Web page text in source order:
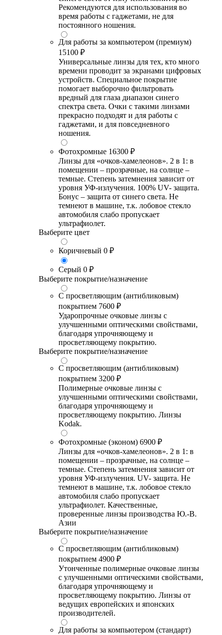
Рекомендуются для использования во
время работы с гаджетами, не для
постоянного ношения.
Для работы за компьютером (премиум)
15100 ₽
Универсальные линзы для тех, кто много
времени проводит за экранами цифровых
устройств. Специальное покрытие
помогает выборочно фильтровать
вредный для глаза диапазон синего
спектра света. Очки с такими линзами
прекрасно подходят и для работы с
гаджетами, и для повседневного
ношения.
Фотохромные 16300 ₽
Линзы для «очков-хамелеонов». 2 в 1: в
помещении – прозрачные, на солнце –
темные. Степень затемнения зависит от
уровня УФ-излучения. 100% UV- защита.
Бонус – защита от синего света. Не
темнеют в машине, т.к. лобовое стекло
автомобиля слабо пропускает
ультрафиолет.
Выберите цвет
Коричневый 0 ₽
Серый 0 ₽
Выберите покрытие/назначение
С просветляющим (антибликовым)
покрытием 7600 ₽
Ударопрочные очковые линзы с
улучшенными оптическими свойствами,
благодаря упрочняющему и
просветляющему покрытию.
Выберите покрытие/назначение
С просветляющим (антибликовым)
покрытием 3200 ₽
Полимерные очковые линзы с
улучшенными оптическими свойствами,
благодаря упрочняющему и
просветляющему покрытию. Линзы
Kodak.
Фотохромные (эконом) 6900 ₽
Линзы для «очков-хамелеонов». 2 в 1: в
помещении – прозрачные, на солнце –
темные. Степень затемнения зависит от
уровня УФ-излучения. UV- защита. Не
темнеют в машине, т.к. лобовое стекло
автомобиля слабо пропускает
ультрафиолет. Качественные,
проверенные линзы производства Ю.-В.
Азии
Выберите покрытие/назначение
С просветляющим (антибликовым)
покрытием 4900 ₽
Утонченные полимерные очковые линзы
с улучшенными оптическими свойствами,
благодаря упрочняющему и
просветляющему покрытию. Линзы от
ведущих европейских и японских
производителей.
Для работы за компьютером (стандарт)